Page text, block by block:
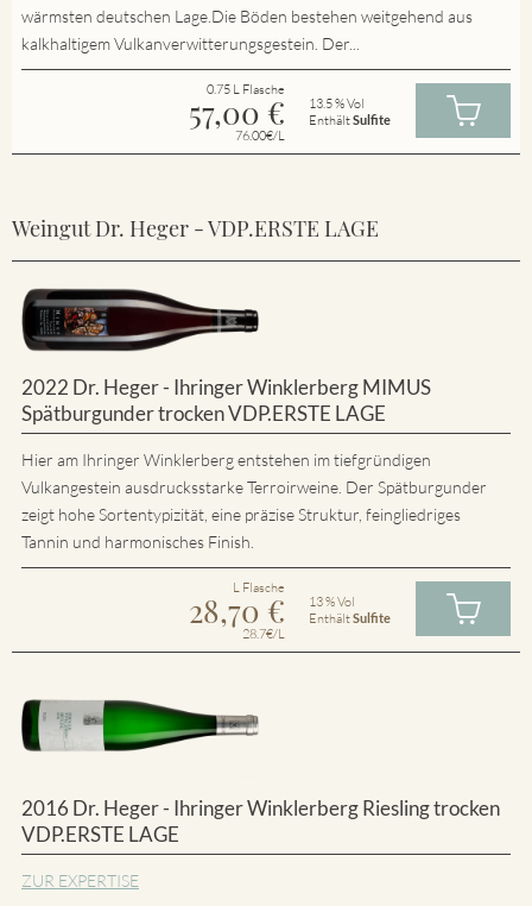
wärmsten deutschen Lage.Die Böden bestehen weitgehend aus
kalkhaltigem Vulkanverwitterungsgestein. Der...
0.75 L Flasche
57,00 €
76.00€/L
13.5 % Vol
EnthältSulfite
Weingut Dr. Heger - VDP.ERSTE LAGE
2022 Dr. Heger - Ihringer Winklerberg MIMUS
Spätburgunder trocken VDP.ERSTE LAGE
Hier am Ihringer Winklerberg entstehen im tiefgründigen
Vulkangestein ausdrucksstarke Terroirweine. Der Spätburgunder
zeigt hohe Sortentypizität, eine präzise Struktur, feingliedriges
Tannin und harmonisches Finish.
L Flasche
28,70 €
28.7€/L
13 % Vol
EnthältSulfite
2016 Dr. Heger - Ihringer Winklerberg Riesling trocken
VDP.ERSTE LAGE
ZUR EXPERTISE